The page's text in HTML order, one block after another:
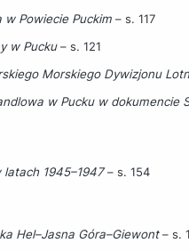
w Powiecie Puckim – s. 117
w Pucku– s. 121
Morskiego Dywizjonu
w Pucku w dokumencie
1945–1947– s. 154
Hel–Jasna Góra–Giewont– s.